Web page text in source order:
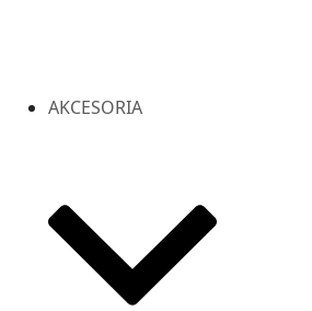
AKCESORIA